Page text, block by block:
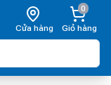
Cửa hàng
0
Giỏ hàng